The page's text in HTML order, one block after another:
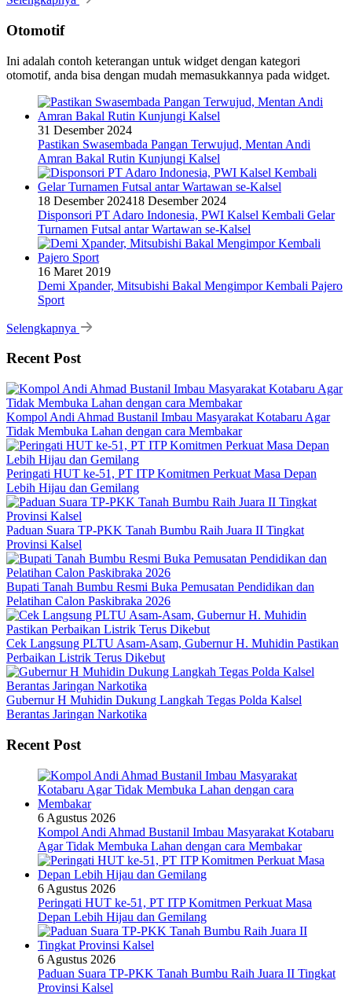
Otomotif
Ini adalah contoh keterangan untuk widget dengan kategori
otomotif, anda bisa dengan mudah memasukkannya pada widget.
31 Desember 2024
Pastikan Swasembada Pangan Terwujud, Mentan Andi
Amran Bakal Rutin Kunjungi Kalsel
18 Desember 202418 Desember 2024
Disponsori PT Adaro Indonesia, PWI Kalsel Kembali Gelar
Turnamen Futsal antar Wartawan se-Kalsel
16 Maret 2019
Demi Xpander, Mitsubishi Bakal Mengimpor Kembali Pajero
Sport
Selengkapnya
Recent Post
Kompol Andi Ahmad Bustanil Imbau Masyarakat Kotabaru Agar
Tidak Membuka Lahan dengan cara Membakar
Peringati HUT ke-51, PT ITP Komitmen Perkuat Masa Depan
Lebih Hijau dan Gemilang
Paduan Suara TP-PKK Tanah Bumbu Raih Juara II Tingkat
Provinsi Kalsel
Bupati Tanah Bumbu Resmi Buka Pemusatan Pendidikan dan
Pelatihan Calon Paskibraka 2026
Cek Langsung PLTU Asam-Asam, Gubernur H. Muhidin Pastikan
Perbaikan Listrik Terus Dikebut
Gubernur H Muhidin Dukung Langkah Tegas Polda Kalsel
Berantas Jaringan Narkotika
Recent Post
6 Agustus 2026
Kompol Andi Ahmad Bustanil Imbau Masyarakat Kotabaru
Agar Tidak Membuka Lahan dengan cara Membakar
6 Agustus 2026
Peringati HUT ke-51, PT ITP Komitmen Perkuat Masa
Depan Lebih Hijau dan Gemilang
6 Agustus 2026
Paduan Suara TP-PKK Tanah Bumbu Raih Juara II Tingkat
Provinsi Kalsel